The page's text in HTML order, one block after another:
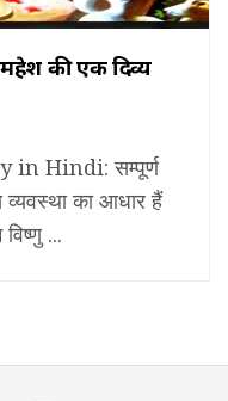
महेश की एक दिव्य
Hindi: सम्पूर्ण
का आधार हैं
...